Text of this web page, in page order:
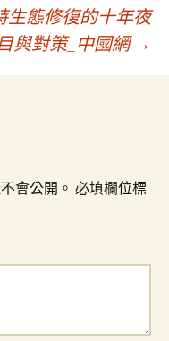
生態修復的十年夜
與對策_中國網 →
會公開。 必填欄位標